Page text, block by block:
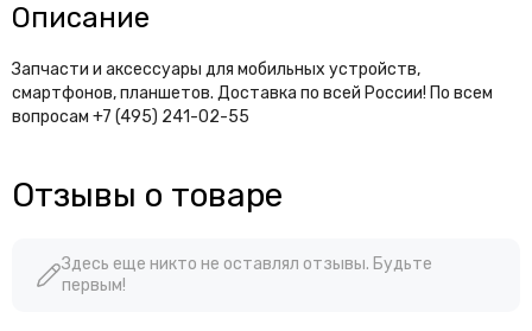
Описание
Запчасти и аксессуары для мобильных устройств,
смартфонов, планшетов. Доставка по всей России! По всем
вопросам +7 (495) 241-02-55
Отзывы о товаре
Здесь еще никто не оставлял отзывы. Будьте
первым!